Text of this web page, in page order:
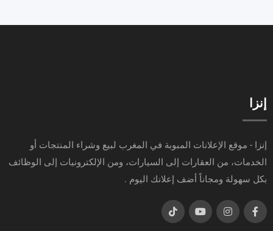
إنزا
إنزا - موقع الإعلانات المبوبة في المغرب لبيع وشراء المنتجات أو
الخدمات، من العقارات إلى السيارات، ومن الإلكترونيات إلى الوظائف
بكل سهولة ومجاناً أضف إعلانك اليوم .